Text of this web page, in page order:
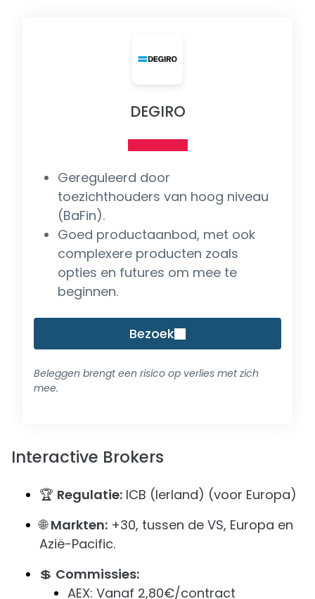
DEGIRO
Gereguleerd door
toezichthouders van hoog niveau
(BaFin).
Goed productaanbod, met ook
complexere producten zoals
opties en futures om mee te
beginnen.
Bezoek
Beleggen brengt een risico op verlies met zich
mee.
Interactive Brokers
🏆 Regulatie: ICB (Ierland) (voor Europa)
🌐Markten: +30, tussen de VS, Europa en
Azië-Pacific.
💲 Commissies:
AEX: Vanaf 2,80€/contract